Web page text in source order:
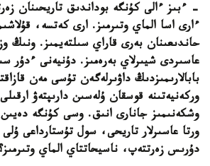
- ءبىز ءالى كۇنگە بوداندىق تاريحىنان
ءارى اسا الماي وتىرمىز. ارى كەتسە،
عاسىردى شيىرلاي بەرەمىز. دۇنيەنى ءدۇر
بابالارىمىزدىڭ داۋىرلەگەن تۇسى مەن
وركەنيەتىنە قوسقان ۇلەسىن دارىپتەۋ
وشكەنىمىز جانارى انىق. وسى كۇنگە
ورتا عاسىرلار تاريحى، سول تۇستارداعى ۇلى
دۇرىس زەرتتەپ، ناسيحاتتاي الماي